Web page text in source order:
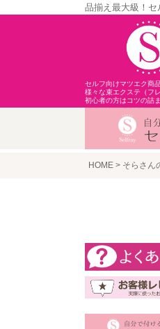
品揃え最大級！
セルフ向けマツエク商
様々な束エクステ（フ
初心者の方はコツの詰
HOME そらさん